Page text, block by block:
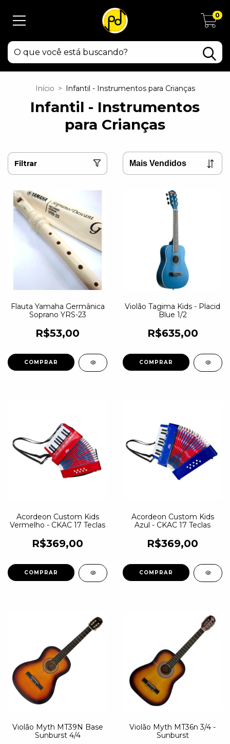
0
Início > Infantil - Instrumentos para Crianças
Infantil - Instrumentos
para Crianças
Filtrar
Flauta Yamaha Germânica
Soprano YRS-23
R$53,00
Violão Tagima Kids - Placid
Blue 1/2
R$635,00
Acordeon Custom Kids
Vermelho - CKAC 17 Teclas
R$369,00
Acordeon Custom Kids
Azul - CKAC 17 Teclas
R$369,00
Violão Myth MT39N Base
Sunburst 4/4
Violão Myth MT36n 3/4 -
Sunburst